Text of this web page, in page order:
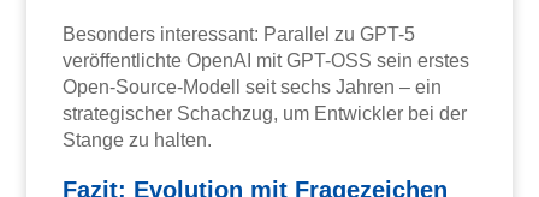
Besonders interessant: Parallel zu GPT-5
veröffentlichte OpenAI mit GPT-OSS sein erstes
Open-Source-Modell seit sechs Jahren – ein
strategischer Schachzug, um Entwickler bei der
Stange zu halten.
Fazit: Evolution mit Fragezeichen